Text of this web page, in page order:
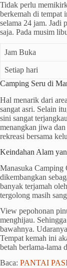
Tidak perlu
berkemah di tempat
selama 24 jam. Jadi
saja. Pada musim
Jam Buka
Setiap hari
Camping Seru di
Hal menarik dari
sangat asri. Selain
sini sangat
menangkan jiwa
rekreasi bersama
Keindahan Alam
Manasuka Camping
dikembangkan
banyak terjamah
tergolong masih
View pepohonan
menghijau.
bawahnya.
Tempat kemah ini
betah berlama-lama
Baca: PANTAI